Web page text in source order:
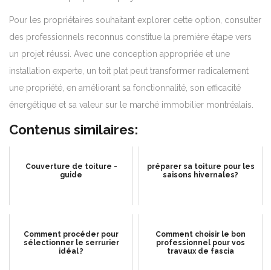
Pour les propriétaires souhaitant explorer cette option, consulter
des professionnels reconnus constitue la première étape vers
un projet réussi. Avec une conception appropriée et une
installation experte, un toit plat peut transformer radicalement
une propriété, en améliorant sa fonctionnalité, son efficacité
énergétique et sa valeur sur le marché immobilier montréalais.
Contenus similaires:
Couverture de toiture -
guide
préparer sa toiture pour les
saisons hivernales?
Comment procéder pour
sélectionner le serrurier
idéal ?
Comment choisir le bon
professionnel pour vos
travaux de fascia